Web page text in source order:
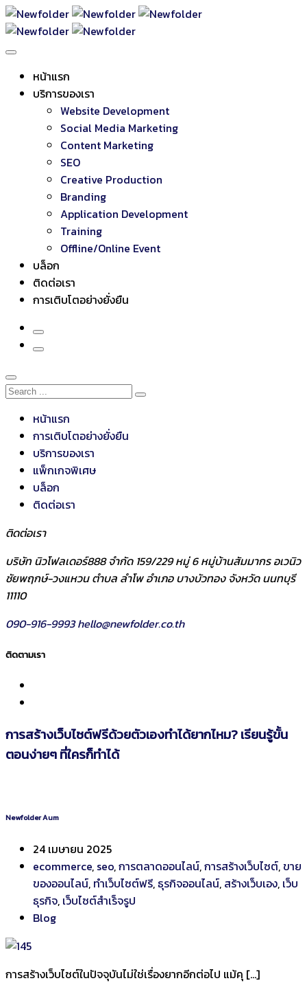
หน้าแรก
บริการของเรา
Website Development
Social Media Marketing
Content Marketing
SEO
Creative Production
Branding
Application Development
Training
Offline/Online Event
บล็อก
ติดต่อเรา
การเติบโตอย่างยั่งยืน
หน้าแรก
การเติบโตอย่างยั่งยืน
บริการของเรา
แพ็กเกจพิเศษ
บล็อก
ติดต่อเรา
ติดต่อเรา
บริษัท นิวโฟลเดอร์888 จำกัด 159/229 หมู่ 6 หมู่บ้านสัมมากร อเวนิว
ชัยพฤกษ์-วงแหวน ตำบล ลำโพ อำเภอ บางบัวทอง จังหวัด นนทบุรี
11110
090-916-9993hello@newfolder.co.th
ติดตามเรา
การสร้างเว็บไซต์ฟรีด้วยตัวเองทำได้ยากไหม? เรียนรู้ขั้น
ตอนง่ายๆ ที่ใครก็ทำได้
Newfolder Aum
24 เมษายน 2025
ecommerce, seo,การตลาดออนไลน์,การสร้างเว็บไซต์,ขาย
ของออนไลน์, ทำเว็บไซต์ฟรี, ธุรกิจออนไลน์, สร้างเว็บเอง, เว็บ
ธุรกิจ, เว็บไซต์สำเร็จรูป
Blog
การสร้างเว็บไซต์ในปัจจุบันไม่ใช่เรื่องยากอีกต่อไป แม้คุ […]